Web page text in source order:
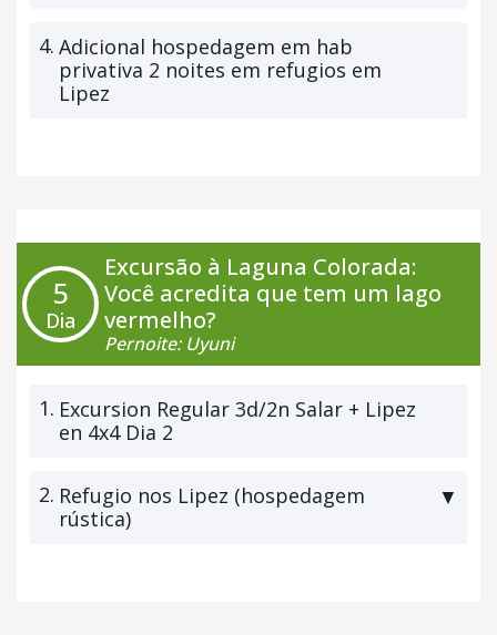
4. Adicional hospedagem em hab
privativa 2 noites em refugios em
Lipez
5
Dia
Excursão à Laguna Colorada:
Você acredita que tem um lago
vermelho?
Pernoite: Uyuni
1. Excursion Regular 3d/2n Salar + Lipez
en 4x4 Dia 2
2. Refugio nos Lipez (hospedagem
rústica)
▼